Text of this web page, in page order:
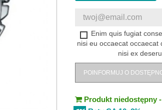
Enim quis fugiat
nisi eu occaecat occaecat
nisi ex
POINFORMUJ O
Produkt niedostępny